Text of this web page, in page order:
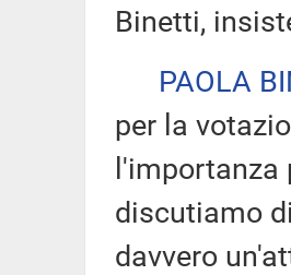
Binetti,
PAOLA
per la
discutiamo
davvero